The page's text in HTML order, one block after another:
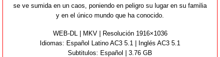
se ve sumida en un caos, poniendo en peligro su lugar en su familia
y en el único mundo que ha conocido.
WEB-DL | MKV | Resolución 1916×1036
Idiomas: Español Latino AC3 5.1 | Inglés AC3 5.1
Subtitulos: Español | 3.76 GB